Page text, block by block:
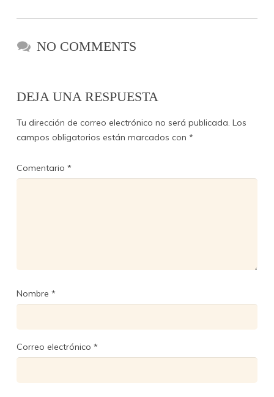
NO COMMENTS
DEJA UNA RESPUESTA
Tu dirección de correo electrónico no será publicada. Los
campos obligatorios están marcados con *
Comentario *
Nombre *
Correo electrónico *